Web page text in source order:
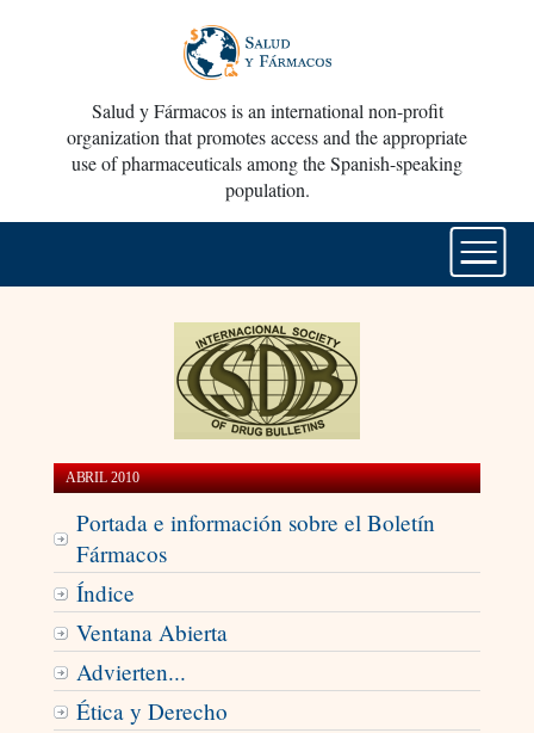
Salud y Fármacos is an international non-profit
organization that promotes access and the appropriate
use of pharmaceuticals among the Spanish-speaking
population.
ABRIL 2010
Portada e información sobre el Boletín
Fármacos
Índice
Ventana Abierta
Advierten...
Ética y Derecho